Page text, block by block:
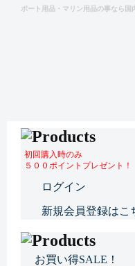
ボート用品・マリン用品の事なら
初回購入時のみ
５００ポイントプレゼント！
ログイン
新規会員登録はこ
お買い得SALE！